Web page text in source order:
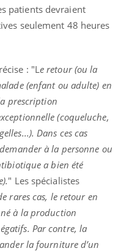
patients devraient
seulement 48 heures
: "L e retour (ou la
(enfant ou adulte) en
prescription
(coqueluche,
Dans ces cas
à la personne ou
a bien été
" Les spécialistes
rares cas, le retour en
à la production
Par contre, la
la fourniture d’un